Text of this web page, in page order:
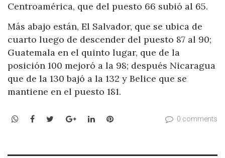
Centroamérica, que del puesto 66 subió al 65.
Más abajo están, El Salvador, que se ubica de
cuarto luego de descender del puesto 87 al 90;
Guatemala en el quinto lugar, que de la
posición 100 mejoró a la 98; después Nicaragua
que de la 130 bajó a la 132 y Belice que se
mantiene en el puesto 181.
WhatsApp
Facebook
TwitterGoogle+LinkedInPinterest 0 comments